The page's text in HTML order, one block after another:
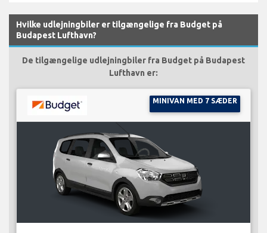
Hvilke udlejningbiler er tilgængelige fra Budget på
Budapest Lufthavn?
De tilgængelige udlejningbiler fra Budget på Budapest
Lufthavn er:
MINIVAN MED 7 SÆDER